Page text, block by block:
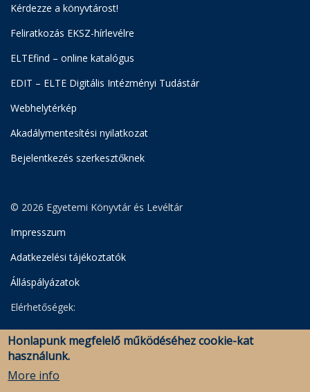
Kérdezze a könyvtárost!
Feliratkozás EKSZ-hírlevélre
ELTEfind – online katalógus
EDIT – ELTE Digitális Intézményi Tudástár
Webhelytérkép
Akadálymentesítési nyilatkozat
Bejelentkezés szerkesztőknek
© 2026 Egyetemi Könyvtár és Levéltár
Impresszum
Adatkezelési tájékoztatók
Álláspályázatok
Elérhetőségek:
Egyetemi Könyvtár
Levéltár
Honlapunk megfelelő működéséhez cookie-kat
használunk.
More info